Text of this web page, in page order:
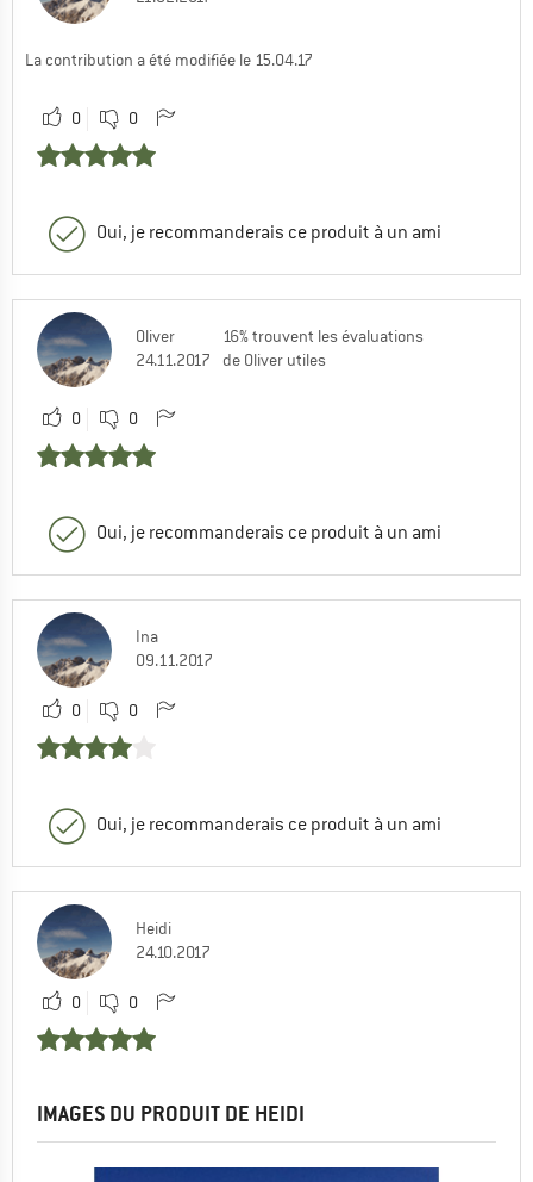
La contribution a été modifiée le 15.04.17
0 0
Oui, je recommanderais ce produit à un ami
Oliver
24.11.2017
16% trouvent les évaluations
de Oliver utiles
0 0
Oui, je recommanderais ce produit à un ami
Ina
09.11.2017
0 0
Oui, je recommanderais ce produit à un ami
Heidi
24.10.2017
0 0
IMAGES DU PRODUIT DE HEIDI